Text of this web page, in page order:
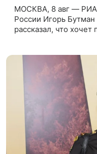
МОСКВА, 8 авг — РИА
России Игорь
рассказал, что